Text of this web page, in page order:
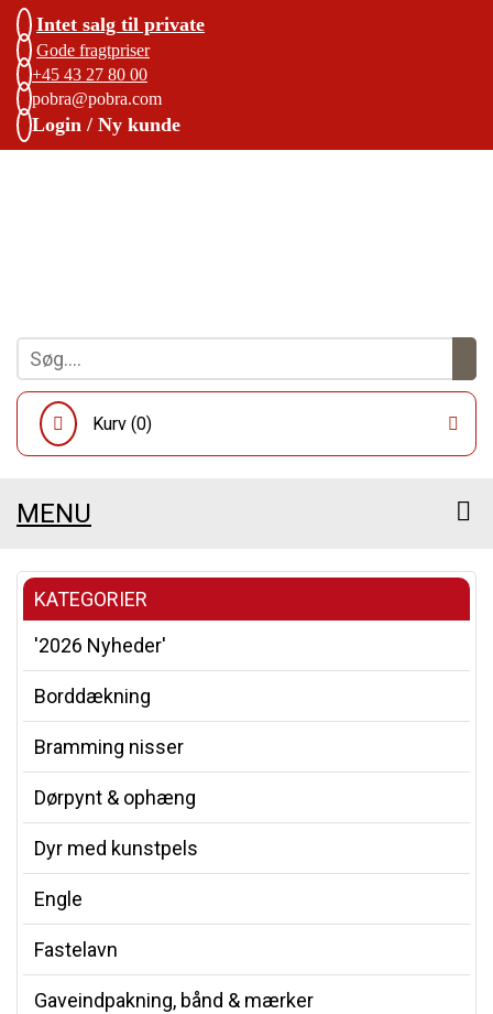
Intet salg til private
Gode fragtpriser
+45 43 27 80 00
pobra@pobra.com
Login / Ny kunde
Kurv (0)
MENU
KATEGORIER
'2026 Nyheder'
Borddækning
Bramming nisser
Dørpynt & ophæng
Dyr med kunstpels
Engle
Fastelavn
Gaveindpakning, bånd & mærker